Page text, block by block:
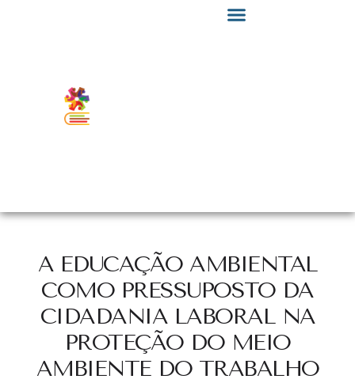
A EDUCAÇÃO AMBIENTAL
COMO PRESSUPOSTO DA
CIDADANIA LABORAL NA
PROTEÇÃO DO MEIO
AMBIENTE DO TRABALHO